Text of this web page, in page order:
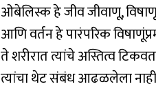
ओबेलिस्क हे जीव जीवाणू,
आणि वर्तन हे पारंपरिक
ते शरीरात त्यांचे अस्तित्व
त्यांचा थेट संबंध आढळलेला